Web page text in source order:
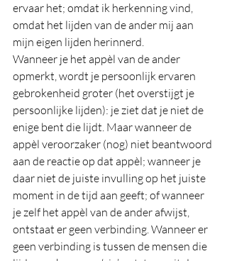
ervaar het; omdat ik herkenning vind,
omdat het lijden van de ander mij aan
mijn eigen lijden herinnerd.
Wanneer je het appèl van de ander
opmerkt, wordt je persoonlijk ervaren
gebrokenheid groter (het overstijgt je
persoonlijke lijden): je ziet dat je niet de
enige bent die lijdt. Maar wanneer de
appèl veroorzaker (nog) niet beantwoord
aan de reactie op dat appèl; wanneer je
daar niet de juiste invulling op het juiste
moment in de tijd aan geeft; of wanneer
je zelf het appèl van de ander afwijst,
ontstaat er geen verbinding. Wanneer er
geen verbinding is tussen de mensen die